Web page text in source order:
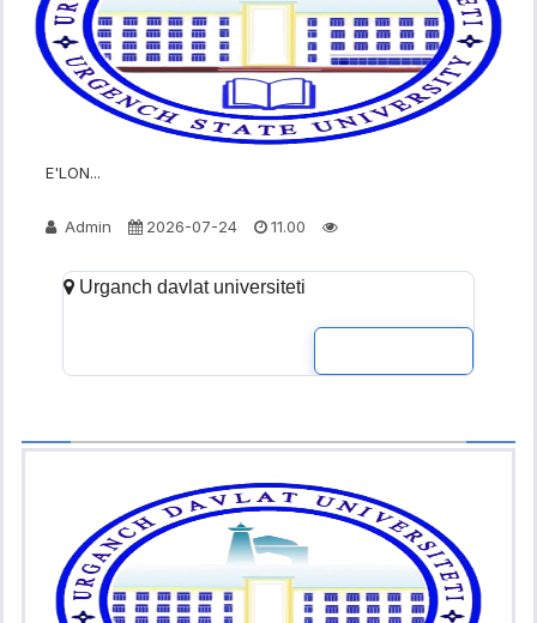
E'LON...
Admin 2026-07-24 11.00
Urganch davlat universiteti